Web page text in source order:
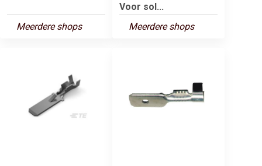
Meerdere shops
Voor sol...
Meerdere shops